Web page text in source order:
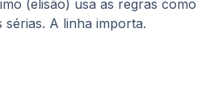
(elisão) usa as regras como
sérias. A linha importa.